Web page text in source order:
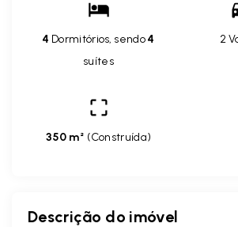
4 Dormitórios, sendo4
suítes
2
350 m² (Construída)
Descrição do imóvel